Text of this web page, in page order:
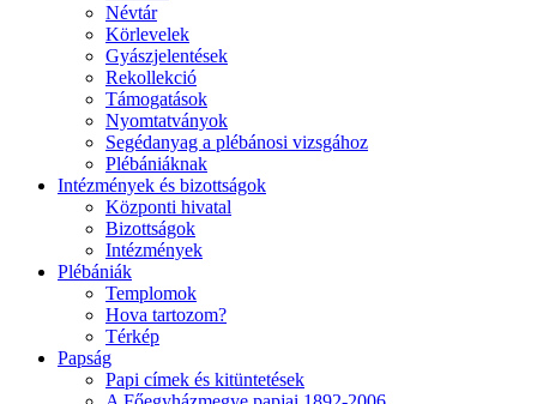
Névtár
Körlevelek
Gyászjelentések
Rekollekció
Támogatások
Nyomtatványok
Segédanyag a plébánosi vizsgához
Plébániáknak
Intézmények és bizottságok
Központi hivatal
Bizottságok
Intézmények
Plébániák
Templomok
Hova tartozom?
Térkép
Papság
Papi címek és kitüntetések